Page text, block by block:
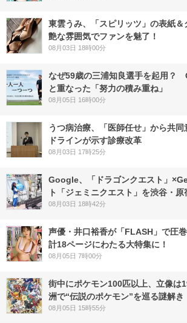
東雲うみ、「スピリッツ」の表紙
艶な雰囲気でファンを魅了！
08月03日 18時00分
なぜ59歳の三浦知良選手を起用？
と重なった「努力の積み重ね」
08月05日 16時00分
うつ病治療、「医師任せ」から共
ドラインが示す診療改革
08月03日 17時25分
Google、「ドラゴンクエスト」
ト「ジェミニクエスト」を渋谷・原
08月03日 18時42分
声優・井口裕香が「FLASH」で圧
計18ページにわたる大特集に！
08月05日 7時00分
街中にポケモン100匹以上、立像
洲で“伝説のポケモン”を巡る謎解き
08月05日 15時55分